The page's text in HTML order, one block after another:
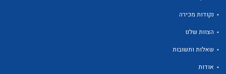
נקודות מכירה
הצוות שלנו
שאלות ותשובות
אודות